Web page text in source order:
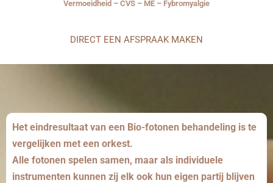
Vermoeidheid – CVS – ME – Fybromyalgie
DIRECT EEN AFSPRAAK MAKEN
Het eindresultaat van een Bio-fotonen behandeling is te
vergelijken met een orkest.
Alle fotonen spelen samen, maar als individuele
instrumenten kunnen zij elk ook hun eigen partij blijven